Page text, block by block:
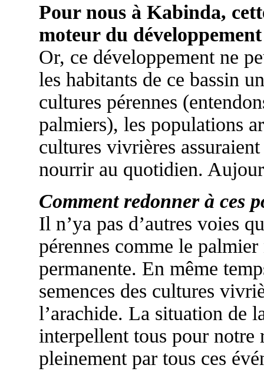
Pour nous à Kabinda,
moteur du
Or, ce développement ne
les habitants de ce bassin
cultures pérennes
palmiers), les populations
cultures vivrières
nourrir au quotidien.
Comment redonner à ces
Il n’ya pas d’autres voies
pérennes comme le
permanente. En même
semences des cultures
l’arachide. La situation de
interpellent tous pour notre
pleinement par tous ces